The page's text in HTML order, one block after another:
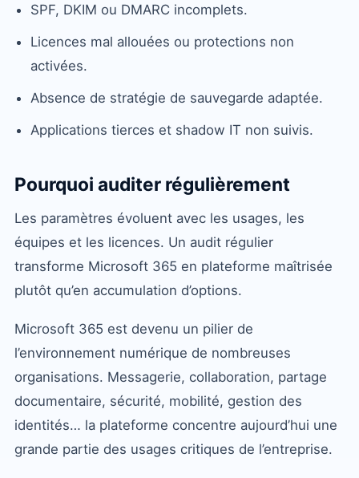
SPF, DKIM ou DMARC incomplets.
Licences mal allouées ou protections non
activées.
Absence de stratégie de sauvegarde adaptée.
Applications tierces et shadow IT non suivis.
Pourquoi auditer régulièrement
Les paramètres évoluent avec les usages, les
équipes et les licences. Un audit régulier
transforme Microsoft 365 en plateforme maîtrisée
plutôt qu’en accumulation d’options.
Microsoft 365 est devenu un pilier de
l’environnement numérique de nombreuses
organisations. Messagerie, collaboration, partage
documentaire, sécurité, mobilité, gestion des
identités… la plateforme concentre aujourd’hui une
grande partie des usages critiques de l’entreprise.